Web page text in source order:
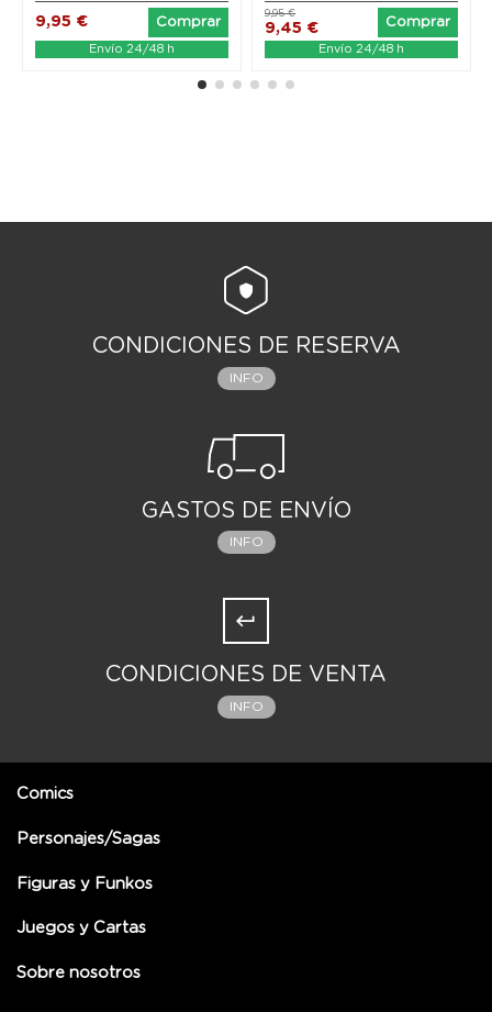
9,95 € Comprar
Envío 24/48 h
9,45 €
9,95 €
Comprar
Envío 24/48 h
CONDICIONES DE RESERVA
INFO
GASTOS DE ENVÍO
INFO
CONDICIONES DE VENTA
INFO
Comics
Personajes/Sagas
Figuras y Funkos
Juegos y Cartas
Sobre nosotros